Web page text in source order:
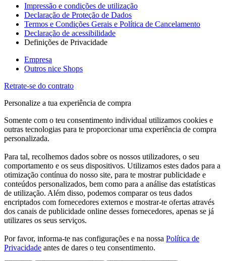
Impressão e condições de utilização
Declaração de Proteção de Dados
Termos e Condições Gerais e Política de Cancelamento
Declaração de acessibilidade
Definições de Privacidade
Empresa
Outros nice Shops
Retrate-se do contrato
Personalize a tua experiência de compra
Somente com o teu consentimento individual utilizamos cookies e
outras tecnologias para te proporcionar uma experiência de compra
personalizada.
Para tal, recolhemos dados sobre os nossos utilizadores, o seu
comportamento e os seus dispositivos. Utilizamos estes dados para a
otimização contínua do nosso site, para te mostrar publicidade e
conteúdos personalizados, bem como para a análise das estatísticas
de utilização. Além disso, podemos comparar os teus dados
encriptados com fornecedores externos e mostrar-te ofertas através
dos canais de publicidade online desses fornecedores, apenas se já
utilizares os seus serviços.
Por favor, informa-te nas configurações e na nossa Política de
Privacidade antes de dares o teu consentimento.